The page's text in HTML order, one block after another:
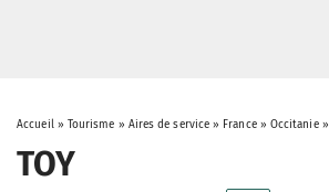
Accueil» Tourisme » Aires de service » France» Occitanie»
TOY